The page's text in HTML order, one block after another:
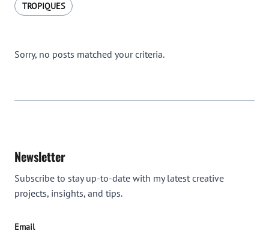
TROPIQUES
Sorry, no posts matched your criteria.
Newsletter
Subscribe to stay up-to-date with my latest creative
projects, insights, and tips.
Email